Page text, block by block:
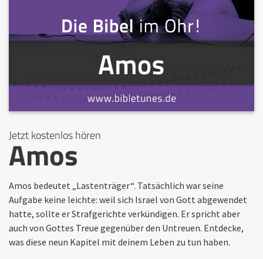
Jetzt kostenlos hören
Amos
Amos bedeutet „Lastenträger“. Tatsächlich war seine
Aufgabe keine leichte: weil sich Israel von Gott abgewendet
hatte, sollte er Strafgerichte verkündigen. Er spricht aber
auch von Gottes Treue gegenüber den Untreuen. Entdecke,
was diese neun Kapitel mit deinem Leben zu tun haben.